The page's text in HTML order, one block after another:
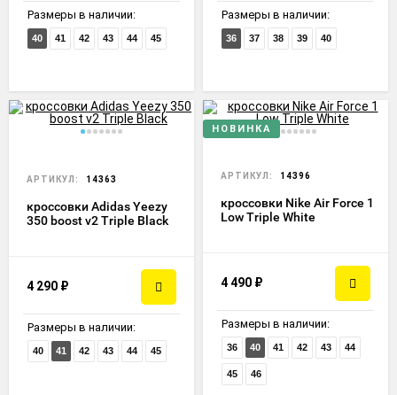
Размеры в наличии:
40 41 42 43 44 45
Размеры в наличии:
36 37 38 39 40
АРТИКУЛ: 14363
кроссовки Adidas Yeezy
350 boost v2 Triple Black
4 290 ₽
Размеры в наличии:
40 41 42 43 44 45
НОВИНКА
АРТИКУЛ: 14396
кроссовки Nike Air Force 1
Low Triple White
4 490 ₽
Размеры в наличии:
36 40 41 42 43 44
45 46